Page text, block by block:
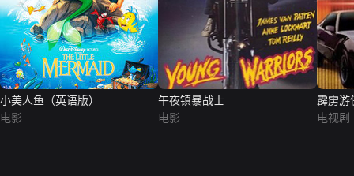
小美人鱼（英语版）
电影
午夜镇暴战士
电影
霹雳游
电视剧